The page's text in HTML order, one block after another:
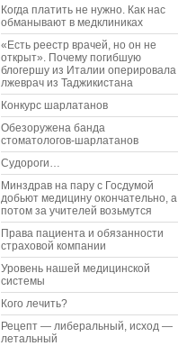
Когда платить не нужно. Как нас
обманывают в медклиниках
«Есть реестр врачей, но он не
открыт». Почему погибшую
блогершу из Италии оперировала
лжеврач из Таджикистана
Конкурс шарлатанов
Обезоружена банда
стоматологов-шарлатанов
Судороги…
Минздрав на пару с Госдумой
добьют медицину окончательно, а
потом за учителей возьмутся
Права пациента и обязанности
страховой компании
Уровень нашей медицинской
системы
Кого лечить?
Рецепт — либеральный, исход —
летальный